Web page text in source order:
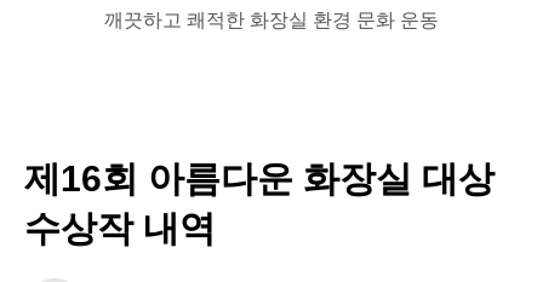
깨끗하고 쾌적한 화장실 환경 문화 운동
제16회 아름다운 화장실 대상
수상작 내역